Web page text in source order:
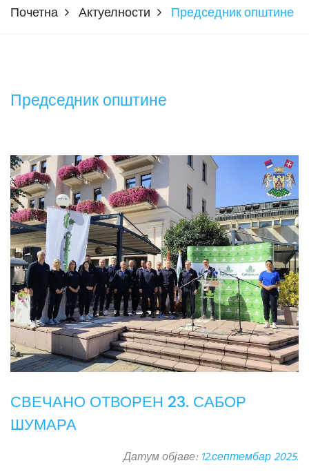
Почетна Актуелности Председник општине
Председник општине
СВЕЧАНО ОТВОРЕН 23. САБОР
ШУМАРА
Датум објаве:12.септембар 2025.